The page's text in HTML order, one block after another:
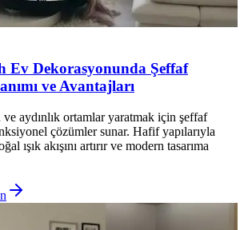
Ev Dekorasyonunda Şeffaf
ve Avantajları
aydınlık ortamlar yaratmak için şeffaf
çözümler sunar. Hafif yapılarıyla
ışık akışını artırır ve modern tasarıma